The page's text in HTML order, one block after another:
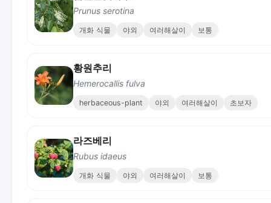
Prunus serotina
개화 식물 야외 여러해살이 보통
황원추리
Hemerocallis fulva
herbaceous-plant 야외 여러해살이 초보자
라즈베리
Rubus idaeus
개화 식물 야외 여러해살이 보통